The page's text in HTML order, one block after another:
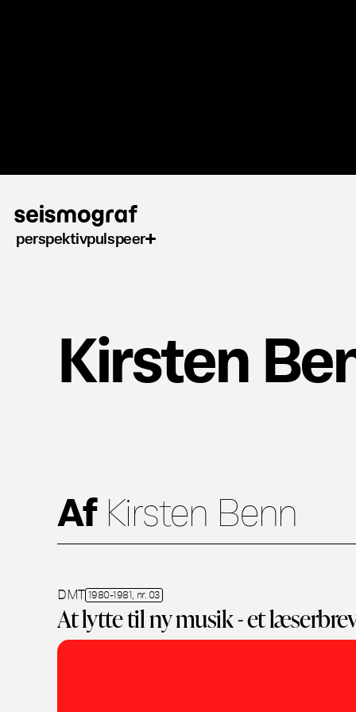
perspektivpulspeer
Kirsten
Af Kirsten Benn
DMT 1980-1981, nr. 03
At lytte til ny musik - et